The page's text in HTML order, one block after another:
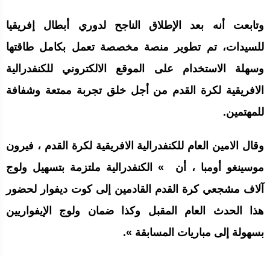
وتابعت أنه بعد الإطلاق الناجح لدوري أبطال إفريقيا
للسيدات، تم تطوير منصة مخصصة تعمل بكامل طاقتها
وسهلة الاستخدام على الموقع الالكتروني للكنفدرالية
الافريقية لكرة القدم من أجل خلق تجربة ممتعة وشفافة
للمهتمين.
وقال الامين العام للكنفدرالية الافريقية لكرة القدم ، فيرون
موسينغو أومبا ، أن » الكنفدرالية ملتزمة بتسهيل ولوج
آلاف مشجعي كرة القدم القادمين إلى كوت ديفوار لحضور
هذا الحدث العام المقبل وكذا ضمان ولوج الإيفواريين
بسهولة إلى مباريات المسابقة ».